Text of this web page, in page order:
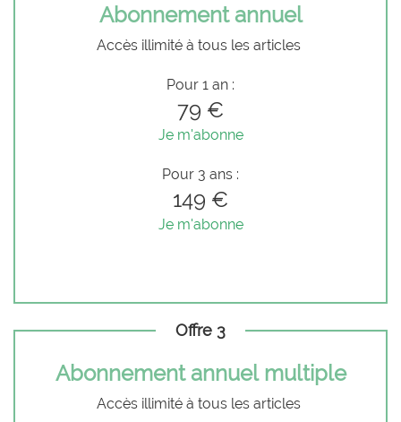
Abonnement annuel
Accès illimité à tous les articles
Pour 1 an :
79 €
Je m'abonne
Pour 3 ans :
149 €
Je m'abonne
Offre 3
Abonnement annuel multiple
Accès illimité à tous les articles